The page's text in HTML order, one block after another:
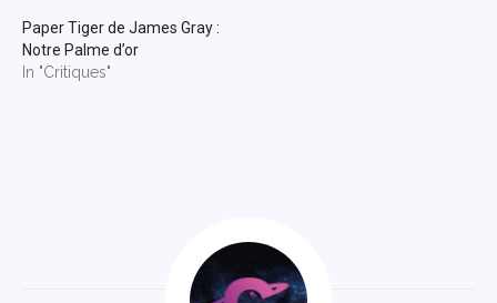
Paper Tiger de James Gray :
Notre Palme d’or
In "Critiques"